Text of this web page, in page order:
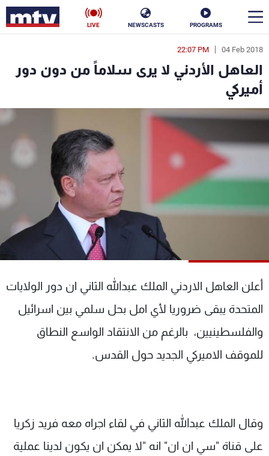
PROGRAMS
NEWSCASTS
LIVE
04 Feb 2018
22:07 PM
العاهل الأردني لا يرى سلاماً من دون دور
أميركي
أعلن العاهل الاردني الملك عبدالله الثاني ان دور الولايات
المتحدة يبقى ضروريا لأي امل بحل سلمي بين اسرائيل
والفلسطينيين، بالرغم من الانتقاد الواسع النطاق
للموقف الاميركي الجديد حول القدس.
وقال الملك عبدالله الثاني في لقاء اجراه معه فريد زكريا
على قناة "سي ان ان" انه "لا يمكن ان يكون لدينا عملية
en
الأخبار
سياسة ناس
فن
منوعات رياضة
جدول البرامج
شاهد البرامج
عن MTV
الإنـتـاج
لاعلاناتكم
وظائف
تواصل معنا
شروط الإسـتخدام